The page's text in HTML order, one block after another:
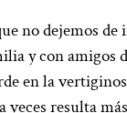
no dejemos de
y con amigos
en la
veces resulta